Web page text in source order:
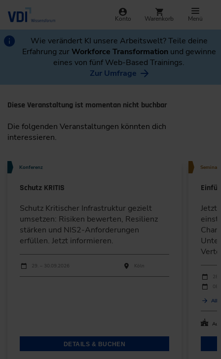
Konto Warenkorb Menü
Wie verändert KI unsere Arbeitswelt? Teile deine
Erfahrung zurWorkforce Transformation und gewinne
eines von fünf Web-Based Trainings.
Zur Umfrage
Diese Veranstaltung ist momentan nicht buchbar
Die folgenden Veranstaltungen könnten dich
interessieren.
Konferenz
Schutz KRITIS
Schutz Kritischer Infrastruktur gezielt
umsetzen: Risiken bewerten, Resilienz
stärken und NIS2-Anforderungen
erfüllen. Jetzt informieren.
Durchführungen
Veranstaltungsdatum
29. – 30.09.2026 Köln
DETAILS & BUCHEN
Seminar
Jetzt
Alle